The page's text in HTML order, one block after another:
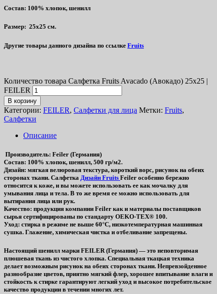
Состав: 100% хлопок, шенилл
Размер: 25х25 см.
Другие товары данного дизайна по ссылке Fruits
Количество товара Салфетка Fruits Avacado (Авокадо) 25х25 |
FEILER
В корзину
Категории: FEILER, Салфетки для лица Метки: Fruits,
Салфетки
Описание
Производитель: Feiler (Германия)
Состав: 100% хлопок, шенилл, 500 гр/м2.
Дизайн: мягкая велюровая текстура, короткий ворс, рисунок на обеих
сторонах ткани. Салфетка Дизайн Fruits Feiler особенно бережно
относится к коже, и вы можете использовать ее как мочалку для
умывания лица и тела. В то же время ее можно использовать для
вытирания лица или рук.
Качество: продукция компании Feiler как и материалы поставщиков
сырья сертифицированы по стандарту OEKO-TEX® 100.
Уход: стирка в режиме не выше 60°C, низкотемпературная машинная
сушка. Глажение, химическая чистка и отбеливание запрещены.
Настоящий шенилл марки FEILER (Германия) — это неповторимая
плюшевая ткань из чистого хлопка. Специальная ткацкая техника
делает возможным рисунок на обеих сторонах ткани. Непревзойденное
разнообразие цветов, приятно мягкий флер, хорошее впитывание влаги и
стойкость к стирке гарантируют легкий уход и высокое потребительское
качество продукции в течении многих лет.